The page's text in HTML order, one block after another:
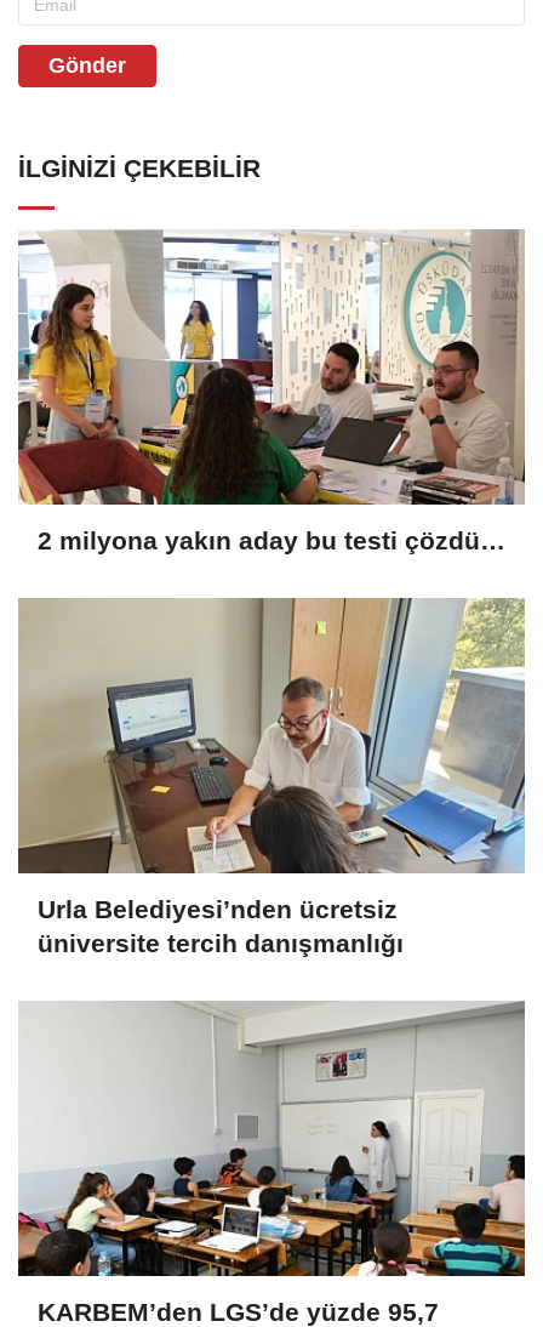
Gönder
İLGINIZI ÇEKEBILIR
2 milyona yakın aday bu testi çözdü…
Urla Belediyesi’nden ücretsiz
üniversite tercih danışmanlığı
KARBEM’den LGS’de yüzde 95,7